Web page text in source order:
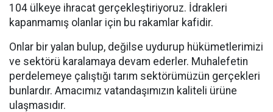
104 ülkeye ihracat gerçekleştiriyoruz. İdrakleri
kapanmamış olanlar için bu rakamlar kafidir.
Onlar bir yalan bulup, değilse uydurup hükümetlerimizi
ve sektörü karalamaya devam ederler. Muhalefetin
perdelemeye çalıştığı tarım sektörümüzün gerçekleri
bunlardır. Amacımız vatandaşımızın kaliteli ürüne
ulaşmasıdır.